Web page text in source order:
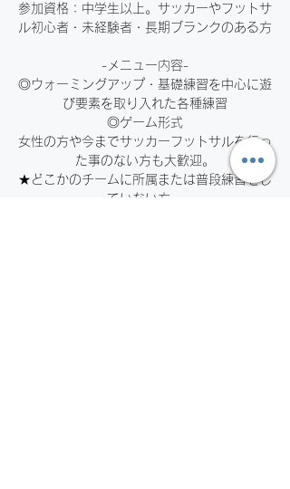
参加資格：中学生以上。サッカーやフットサ
ル初心者・未経験者・長期ブランクのある方
-メニュー内容-
◎ウォーミングアップ・基礎練習を中心に遊
び要素を取り入れた各種練習
◎ゲーム形式
女性の方や今までサッカーフットサルを行っ
た事のない方も大歓迎。
★どこかのチームに所属または普段練習をし
ていない方。